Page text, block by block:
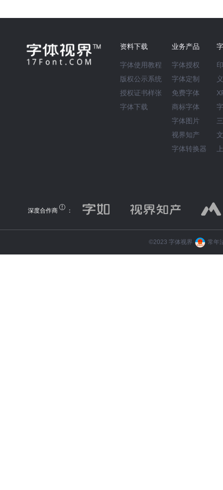
资料下载
字体使用教程
版权公示系统
授权证书样张
字体下载
业务产品
字体授权
字体定制
免费字体
商标字体
字体图片
视界知产
字体转换器
深度合作商 ：
©️2023 字体视界 常年